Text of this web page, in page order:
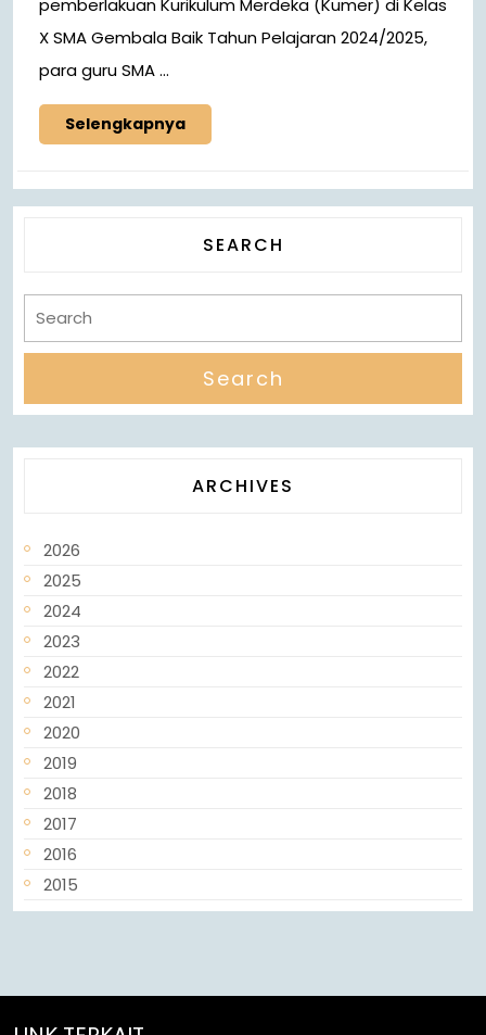
pemberlakuan Kurikulum Merdeka (Kumer) di Kelas
X SMA Gembala Baik Tahun Pelajaran 2024/2025,
para guru SMA ...
Selengkapnya
SEARCH
ARCHIVES
2026
2025
2024
2023
2022
2021
2020
2019
2018
2017
2016
2015